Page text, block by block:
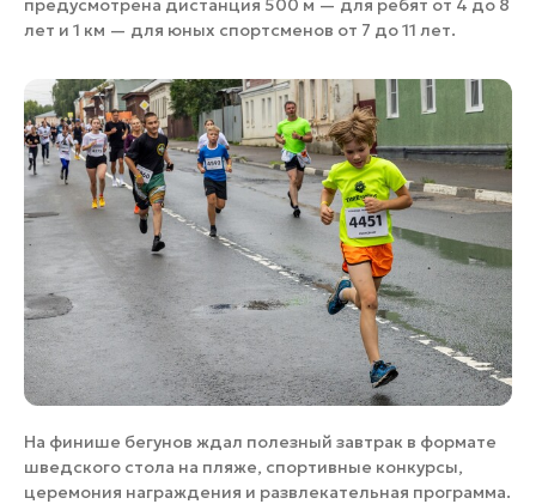
предусмотрена дистанция 500 м — для ребят от 4 до 8
лет и 1 км — для юных спортсменов от 7 до 11 лет.
На финише бегунов ждал полезный завтрак в формате
шведского стола на пляже, спортивные конкурсы,
церемония награждения и развлекательная программа.